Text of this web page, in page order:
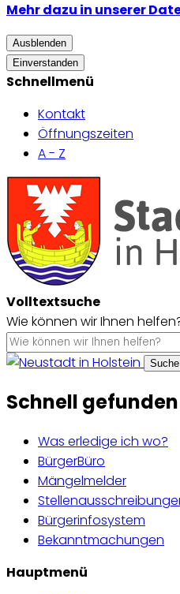
Mehr dazu in unserer
Ausblenden
Einverstanden
Schnellmenü
Kontakt
Öffnungszeiten
A - Z
Volltextsuche
Wie können wir Ihnen
Suche
Schnell gefunden
Was erledige ich wo?
BürgerBüro
Mängelmelder
Bürgerinfosystem
Bekanntmachungen
Hauptmenü